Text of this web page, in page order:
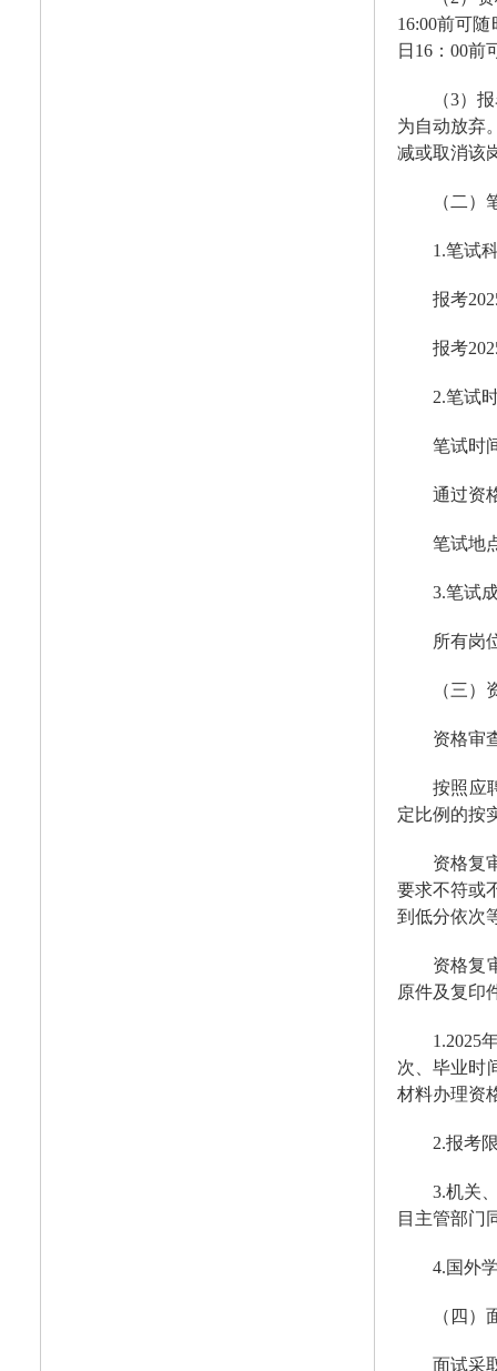
16:00前可
日16：00前
（3）
为自动放弃
减或取消该
（二）
1.笔试
报考
报考
2.笔试
笔试时
通过资
笔试地
3.笔试
所有岗
（三）
资格审
按照应
定比例的按
资格复
要求不符或
到低分依次
资格复
原件及复印
1.2025
次、毕业时
材料办理资
2.报考
3.机关
目主管部门
4.国外
（四）
面试采